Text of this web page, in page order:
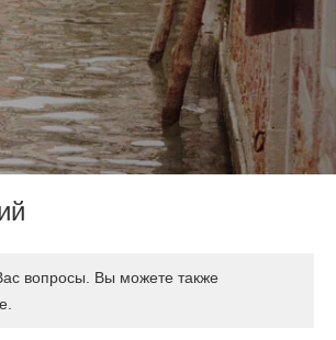
вопросы. Вы можете также